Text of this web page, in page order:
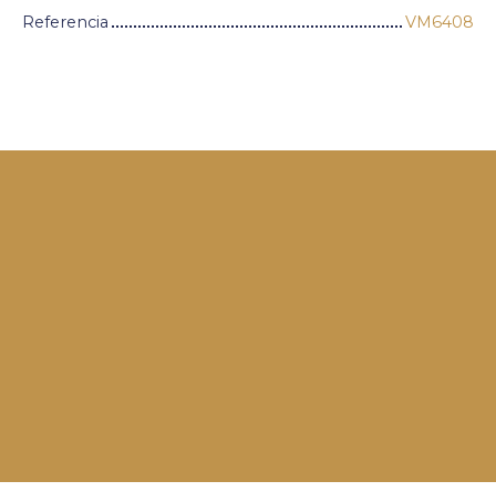
Referencia
VM6408